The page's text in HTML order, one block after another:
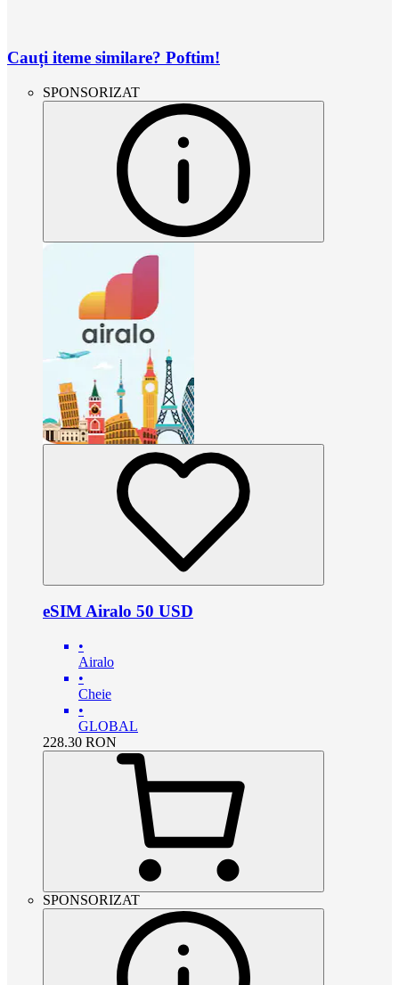
Cauți iteme similare? Poftim!
SPONSORIZAT
eSIM Airalo 50 USD
•
Airalo
•
Cheie
•
GLOBAL
228.30 RON
SPONSORIZAT